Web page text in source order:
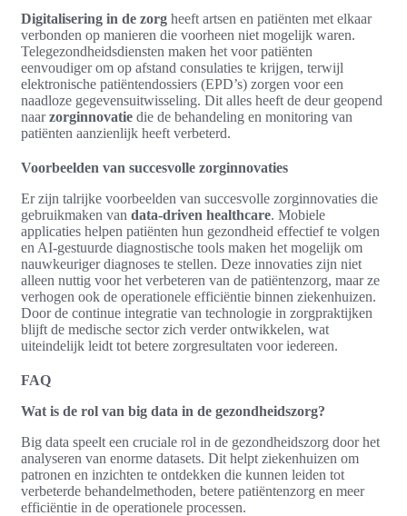
Digitalisering in de zorg heeft artsen en patiënten met elkaar
verbonden op manieren die voorheen niet mogelijk waren.
Telegezondheidsdiensten maken het voor patiënten
eenvoudiger om op afstand consulaties te krijgen, terwijl
elektronische patiëntendossiers (EPD’s) zorgen voor een
naadloze gegevensuitwisseling. Dit alles heeft de deur geopend
naarzorginnovatie die de behandeling en monitoring van
patiënten aanzienlijk heeft verbeterd.
Voorbeelden van succesvolle zorginnovaties
Er zijn talrijke voorbeelden van succesvolle zorginnovaties die
gebruikmaken van data-driven healthcare. Mobiele
applicaties helpen patiënten hun gezondheid effectief te volgen
en AI-gestuurde diagnostische tools maken het mogelijk om
nauwkeuriger diagnoses te stellen. Deze innovaties zijn niet
alleen nuttig voor het verbeteren van de patiëntenzorg, maar ze
verhogen ook de operationele efficiëntie binnen ziekenhuizen.
Door de continue integratie van technologie in zorgpraktijken
blijft de medische sector zich verder ontwikkelen, wat
uiteindelijk leidt tot betere zorgresultaten voor iedereen.
FAQ
Wat is de rol van big data in de gezondheidszorg?
Big data speelt een cruciale rol in de gezondheidszorg door het
analyseren van enorme datasets. Dit helpt ziekenhuizen om
patronen en inzichten te ontdekken die kunnen leiden tot
verbeterde behandelmethoden, betere patiëntenzorg en meer
efficiëntie in de operationele processen.